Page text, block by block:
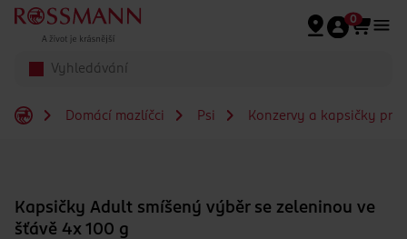
Přeskočit na hlavmní obsah
0
Domácí mazlíčci Psi Konzervy a kapsičky pro
Kapsičky Adult smíšený výběr se zeleninou ve
šťávě 4x 100 g